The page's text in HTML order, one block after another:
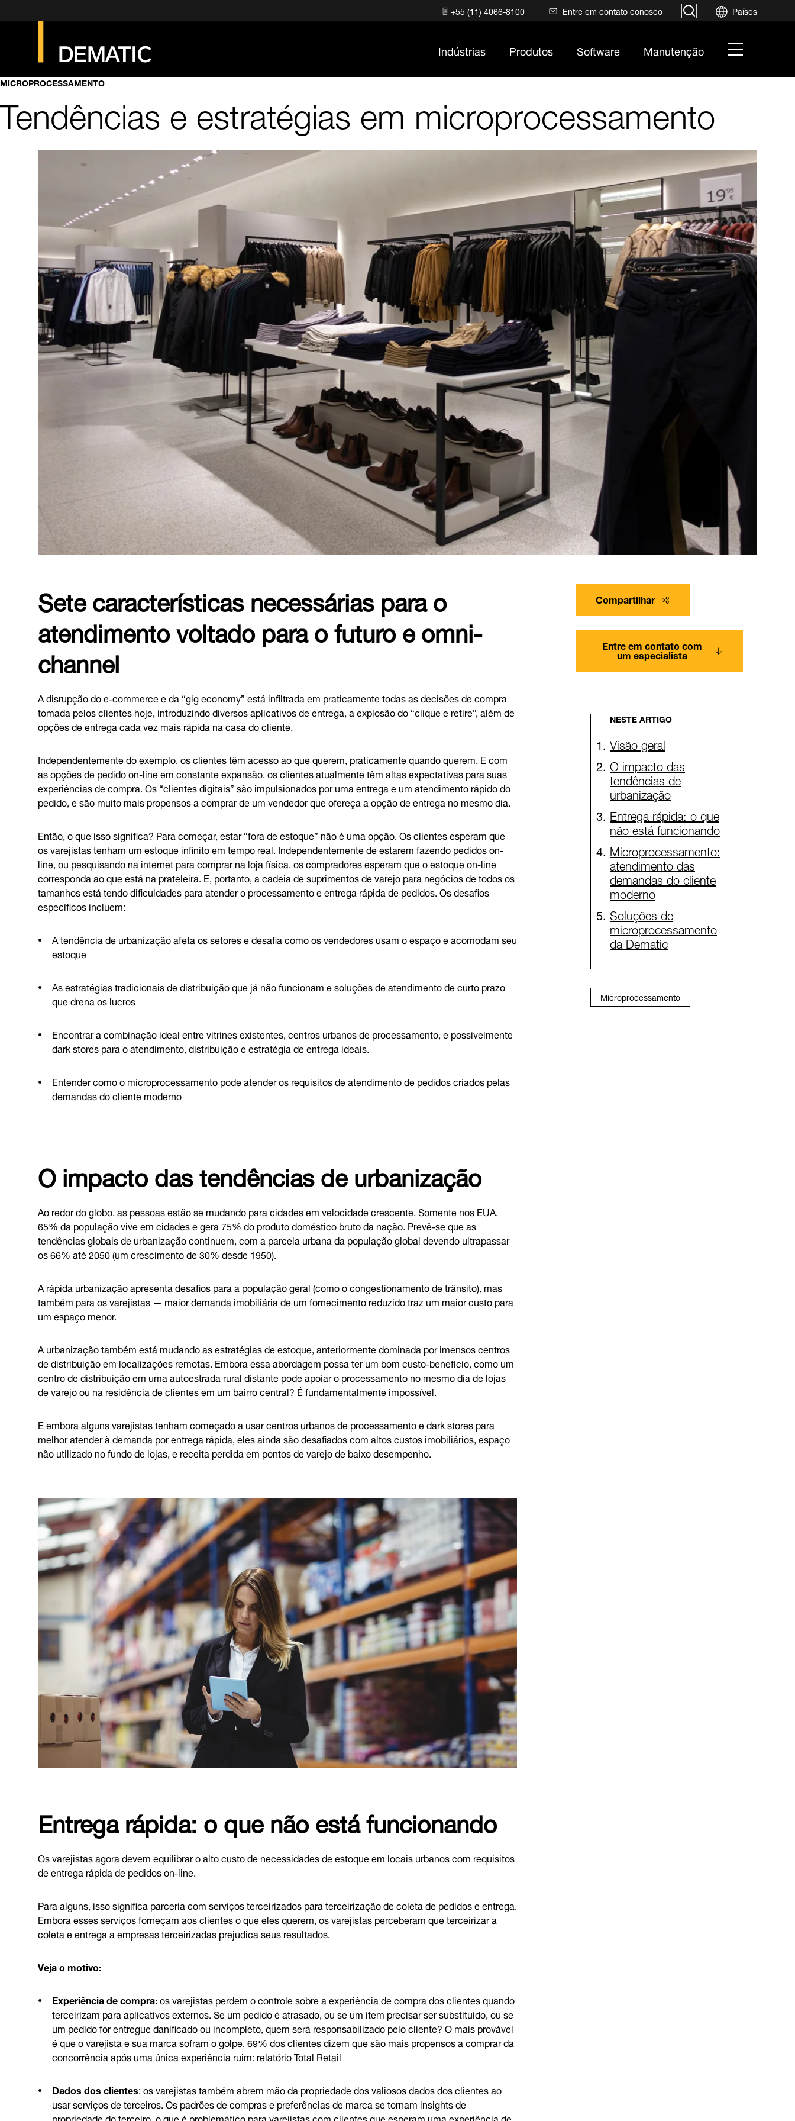
+55 (11) 4066-8100 Entre em contato conosco search Países
Indústrias Produtos Software Manutenção hamburger
menu
MICROPROCESSAMENTO
Tendências e estratégias em microprocessamento
Compartilhar
Entre em contato com
um especialista
NESTE ARTIGO
Visão geral
O impacto das
tendências de
urbanização
Entrega rápida: o que
não está funcionando
Microprocessamento:
atendimento das
demandas do cliente
moderno
Soluções de
microprocessamento
da Dematic
Microprocessamento
Sete características necessárias para o
atendimento voltado para o futuro e omni-
channel
A disrupção do e-commerce e da “gig economy” está infiltrada em praticamente todas as decisões de compra
tomada pelos clientes hoje, introduzindo diversos aplicativos de entrega, a explosão do “clique e retire”, além de
opções de entrega cada vez mais rápida na casa do cliente.
Independentemente do exemplo, os clientes têm acesso ao que querem, praticamente quando querem. E com
as opções de pedido on-line em constante expansão, os clientes atualmente têm altas expectativas para suas
experiências de compra. Os “clientes digitais” são impulsionados por uma entrega e um atendimento rápido do
pedido, e são muito mais propensos a comprar de um vendedor que ofereça a opção de entrega no mesmo dia.
Então, o que isso significa? Para começar, estar “fora de estoque” não é uma opção. Os clientes esperam que
os varejistas tenham um estoque infinito em tempo real. Independentemente de estarem fazendo pedidos on-
line, ou pesquisando na internet para comprar na loja física, os compradores esperam que o estoque on-line
corresponda ao que está na prateleira. E, portanto, a cadeia de suprimentos de varejo para negócios de todos os
tamanhos está tendo dificuldades para atender o processamento e entrega rápida de pedidos. Os desafios
específicos incluem:
A tendência de urbanização afeta os setores e desafia como os vendedores usam o espaço e acomodam seu
estoque
As estratégias tradicionais de distribuição que já não funcionam e soluções de atendimento de curto prazo
que drena os lucros
Encontrar a combinação ideal entre vitrines existentes, centros urbanos de processamento, e possivelmente
dark stores para o atendimento, distribuição e estratégia de entrega ideais.
Entender como o microprocessamento pode atender os requisitos de atendimento de pedidos criados pelas
demandas do cliente moderno
O impacto das tendências de urbanização
Ao redor do globo, as pessoas estão se mudando para cidades em velocidade crescente. Somente nos EUA,
65% da população vive em cidades e gera 75% do produto doméstico bruto da nação. Prevê-se que as
tendências globais de urbanização continuem, com a parcela urbana da população global devendo ultrapassar
os 66% até 2050 (um crescimento de 30% desde 1950).
A rápida urbanização apresenta desafios para a população geral (como o congestionamento de trânsito), mas
também para os varejistas — maior demanda imobiliária de um fornecimento reduzido traz um maior custo para
um espaço menor.
A urbanização também está mudando as estratégias de estoque, anteriormente dominada por imensos centros
de distribuição em localizações remotas. Embora essa abordagem possa ter um bom custo-benefício, como um
centro de distribuição em uma autoestrada rural distante pode apoiar o processamento no mesmo dia de lojas
de varejo ou na residência de clientes em um bairro central? É fundamentalmente impossível.
E embora alguns varejistas tenham começado a usar centros urbanos de processamento e dark stores para
melhor atender à demanda por entrega rápida, eles ainda são desafiados com altos custos imobiliários, espaço
não utilizado no fundo de lojas, e receita perdida em pontos de varejo de baixo desempenho.
Entrega rápida: o que não está funcionando
Os varejistas agora devem equilibrar o alto custo de necessidades de estoque em locais urbanos com requisitos
de entrega rápida de pedidos on-line.
Para alguns, isso significa parceria com serviços terceirizados para terceirização de coleta de pedidos e entrega.
Embora esses serviços forneçam aos clientes o que eles querem, os varejistas perceberam que terceirizar a
coleta e entrega a empresas terceirizadas prejudica seus resultados.
Veja o motivo:
Experiência de compra:os varejistas perdem o controle sobre a experiência de compra dos clientes quando
terceirizam para aplicativos externos. Se um pedido é atrasado, ou se um item precisar ser substituído, ou se
um pedido for entregue danificado ou incompleto, quem será responsabilizado pelo cliente? O mais provável
é que o varejista e sua marca sofram o golpe. 69% dos clientes dizem que são mais propensos a comprar da
concorrência após uma única experiência ruim:relatório Total Retail
Dados dos clientes: os varejistas também abrem mão da propriedade dos valiosos dados dos clientes ao
usar serviços de terceiros. Os padrões de compras e preferências de marca se tornam insights de